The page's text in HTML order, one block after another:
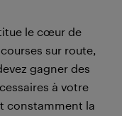
le cœur de
sur route,
gagner des
à votre
constamment la